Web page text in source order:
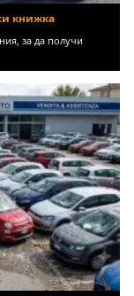
книжка
за да получи